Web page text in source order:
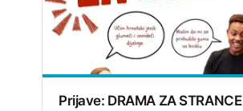
Prijave: DRAMA ZA STRANCE